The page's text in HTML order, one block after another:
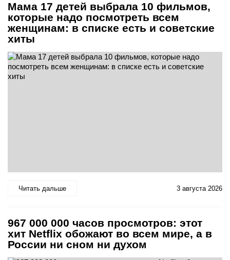
Мама 17 детей выбрала 10 фильмов,
которые надо посмотреть всем
женщинам: в списке есть и советские
хиты
Читать дальше 3 августа 2026
967 000 000 часов просмотров: этот
хит Netflix обожают во всем мире, а в
России ни сном ни духом